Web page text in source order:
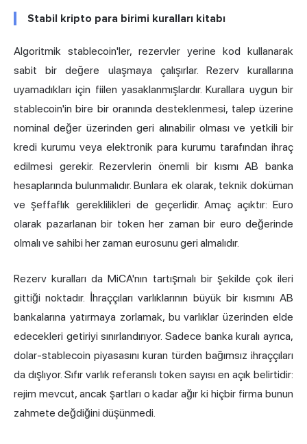
Stabil kripto para birimi kuralları kitabı
Algoritmik stablecoin'ler, rezervler yerine kod kullanarak
sabit bir değere ulaşmaya çalışırlar. Rezerv kurallarına
uyamadıkları için fiilen yasaklanmışlardır. Kurallara uygun bir
stablecoin'in bire bir oranında desteklenmesi, talep üzerine
nominal değer üzerinden geri alınabilir olması ve yetkili bir
kredi kurumu veya elektronik para kurumu tarafından ihraç
edilmesi gerekir. Rezervlerin önemli bir kısmı AB banka
hesaplarında bulunmalıdır. Bunlara ek olarak, teknik doküman
ve şeffaflık gereklilikleri de geçerlidir. Amaç açıktır: Euro
olarak pazarlanan bir token her zaman bir euro değerinde
olmalı ve sahibi her zaman eurosunu geri almalıdır.
Rezerv kuralları da MiCA'nın tartışmalı bir şekilde çok ileri
gittiği noktadır. İhraççıları varlıklarının büyük bir kısmını AB
bankalarına yatırmaya zorlamak, bu varlıklar üzerinden elde
edecekleri getiriyi sınırlandırıyor. Sadece banka kuralı ayrıca,
dolar-stablecoin piyasasını kuran türden bağımsız ihraççıları
da dışlıyor. Sıfır varlık referanslı token sayısı en açık belirtidir:
rejim mevcut, ancak şartları o kadar ağır ki hiçbir firma bunun
zahmete değdiğini düşünmedi.